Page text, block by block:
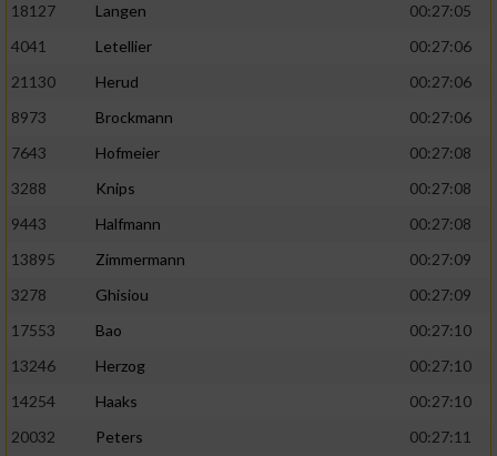
18127
Langen
00:27:05
4041
Letellier
00:27:06
21130
Herud
00:27:06
8973
Brockmann
00:27:06
7643
Hofmeier
00:27:08
3288
Knips
00:27:08
9443
Halfmann
00:27:08
13895
Zimmermann
00:27:09
3278
Ghisiou
00:27:09
17553
Bao
00:27:10
13246
Herzog
00:27:10
14254
Haaks
00:27:10
20032
Peters
00:27:11